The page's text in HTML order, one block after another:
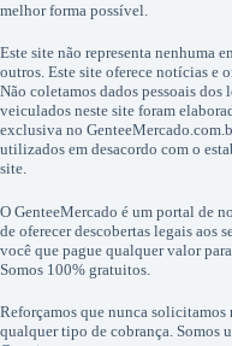
melhor forma possível.
Este site não representa nenhuma
outros. Este site oferece notícias e
Não coletamos dados pessoais dos
veiculados neste site foram
exclusiva no
utilizados em desacordo com o
site.
O GenteeMercado é um portal de
de oferecer descobertas legais aos
você que pague qualquer valor
Somos 100% gratuitos.
Reforçamos que nunca
qualquer tipo de cobrança. Somos